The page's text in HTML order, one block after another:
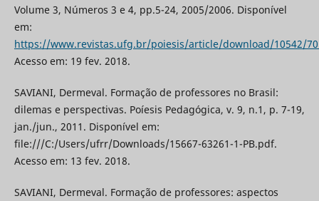
Volume 3, Números 3 e 4, pp.5-24, 2005/2006. Disponível
em:
https://www.revistas.ufg.br/poiesis/article/download/10542/
Acesso em: 19 fev. 2018.
SAVIANI, Dermeval. Formação de professores no Brasil:
dilemas e perspectivas. Poíesis Pedagógica, v. 9, n.1, p. 7-19,
jan./jun., 2011. Disponível em:
file:///C:/Users/ufrr/Downloads/15667-63261-1-PB.pdf.
Acesso em: 13 fev. 2018.
SAVIANI, Dermeval. Formação de professores: aspectos